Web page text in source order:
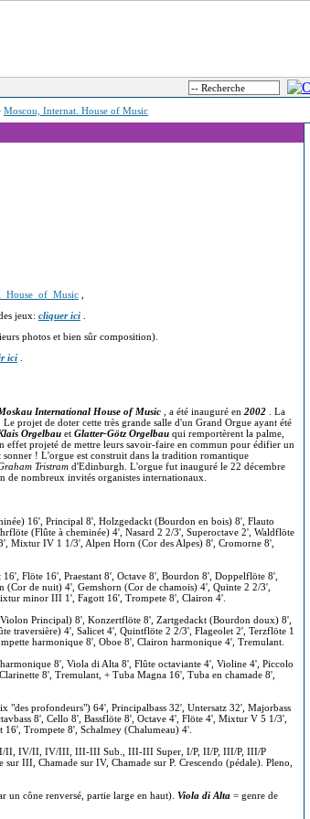
Moscou, Internat. House of Music
jeux: cliquer ici
photos et bien sûr composition).
ici
International House of Music , a été inauguré en 2002
. La
projet de doter cette très grande salle d'un Grand Orgue ayant été
Orgelbau et Glatter-Götz Orgelbau qui remportèrent la palme,
effet projeté de mettre leurs savoir-faire en commun pour édifier un
! L'orgue est construit dans la tradition romantique
Tristram d'Edinburgh. L'orgue fut inauguré le 22 décembre
de nombreux invités organistes internationaux.
16', Principal 8', Holzgedackt (Bourdon en bois) 8', Flauto
(Flûte à cheminée) 4', Nasard 2 2/3', Superoctave 2', Waldflöte
Mixtur IV 1 1/3', Alpen Horn (Cor des Alpes) 8', Cromorne 8',
Flöte 16', Praestant 8', Octave 8', Bourdon 8', Doppelflöte 8',
de nuit) 4', Gemshorn (Cor de chamois) 4', Quinte 2 2/3',
minor III 1', Fagott 16', Trompete 8', Clairon 4'.
Principal) 8', Konzertflöte 8', Zartgedackt (Bourdon doux) 8',
traversière) 4', Salicet 4', Quintflöte 2 2/3', Flageolet 2', Terzflöte 1
harmonique 8', Oboe 8', Clairon harmonique 4', Tremulant.
8', Viola di Alta 8', Flûte octaviante 4', Violine 4', Piccolo
8', Tremulant, + Tuba Magna 16', Tuba en chamade 8',
"des profondeurs") 64', Principalbass 32', Untersatz 32', Majorbass
8', Cello 8', Bassflöte 8', Octave 4', Flöte 4', Mixtur V 5 1/3',
Trompete 8', Schalmey (Chalumeau) 4'.
II, IV/II, IV/III, III-III Sub., III-III Super, I/P, II/P, III/P, III/P
III, Chamade sur IV, Chamade sur P. Crescendo (pédale). Pleno,
un cône renversé, partie large en haut). Viola di Alta = genre de